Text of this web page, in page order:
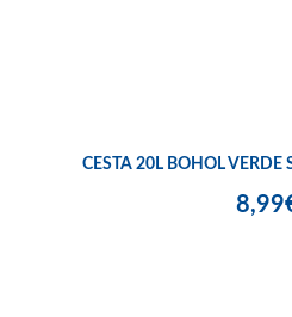
CESTA 20L BOHOL VERDE